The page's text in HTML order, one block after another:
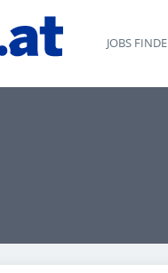
JOBS